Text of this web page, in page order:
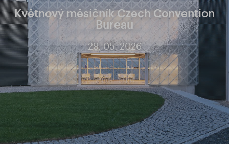
Květnový měsíčník Czech Convention
Bureau
29. 05. 2026